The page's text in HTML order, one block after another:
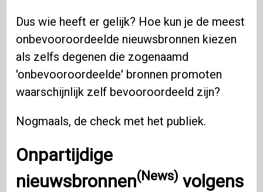
Dus wie heeft er gelijk? Hoe kun je de meest
onbevooroordeelde nieuwsbronnen kiezen
als zelfs degenen die zogenaamd
'onbevooroordeelde' bronnen promoten
waarschijnlijk zelf bevooroordeeld zijn?
Nogmaals, de check met het publiek.
Onpartijdige
nieuwsbronnen(News) volgens